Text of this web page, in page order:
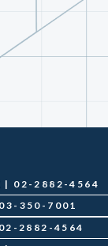
| 02-2882-4564
03-350-7001
02-2882-4564